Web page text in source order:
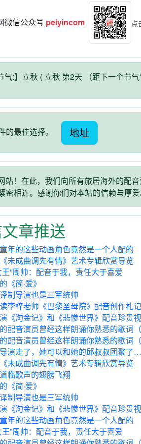
微信公众号 peiyincom 点
气:】立秋 ( 立秋 第2天 （距下一个节
最佳选择。 地址
！在此，我们向所有旅居海外的配
相连。感谢你们对本站的信赖与厚爱
章推送
年的这些动画角色竟然是一个人配的
未成曲调先有情》艺术专辑欣赏导览
王”周帅：配音于我，责任大于喜爱
《简·爱》
制导演也是三军统帅
李梓老师《巴黎圣母院》配音创作札记
《淘金记》和《悲惨世界》配音珍贵
配音演员曾经这样朗诵你熟悉的歌词（
配音演员曾经这样朗诵你熟悉的歌词（
演走了，她可以和她的邱叔叔团聚
未成曲调先有情》艺术专辑欣赏导览
临歌声的翅膀飞翔
《简·爱》
制导演也是三军统帅
《淘金记》和《悲惨世界》配音珍贵
年的这些动画角色竟然是一个人配的
王”周帅：配音于我，责任大于喜爱